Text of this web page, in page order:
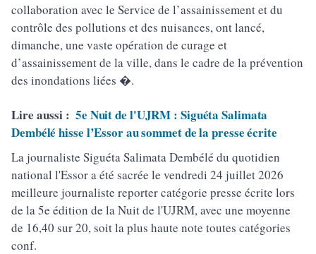
collaboration avec le Service de l’assainissement et du
contrôle des pollutions et des nuisances, ont lancé,
dimanche, une vaste opération de curage et
d’assainissement de la ville, dans le cadre de la prévention
des inondations liées �.
Lire aussi : 5e Nuit de l'UJRM : Siguéta Salimata
Dembélé hisse l’Essor au sommet de la presse écrite
La journaliste Siguéta Salimata Dembélé du quotidien
national l'Essor a été sacrée le vendredi 24 juillet 2026
meilleure journaliste reporter catégorie presse écrite lors
de la 5e édition de la Nuit de l'UJRM, avec une moyenne
de 16,40 sur 20, soit la plus haute note toutes catégories
conf.